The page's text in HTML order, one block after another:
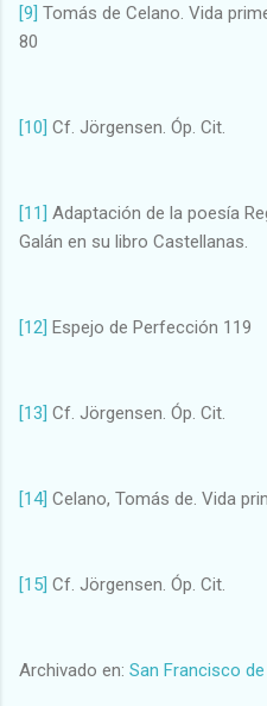
[9] Tomás de Celano. Vida
80
[10] Cf. Jörgensen. Óp. Cit.
[11] Adaptación de la poesía
Galán en su libro Castellanas.
[12] Espejo de Perfección 119
[13] Cf. Jörgensen. Óp. Cit.
[14] Celano, Tomás de. Vida
[15] Cf. Jörgensen. Óp. Cit.
Archivado en: San Francisco